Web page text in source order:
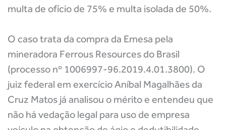
multa de ofício de 75% e multa isolada de 50%.
O caso trata da compra da Emesa pela
mineradora Ferrous Resources do Brasil
(processo nº 1006997-96.2019.4.01.3800). O
juiz federal em exercício Aníbal Magalhães da
Cruz Matos já analisou o mérito e entendeu que
não há vedação legal para uso de empresa